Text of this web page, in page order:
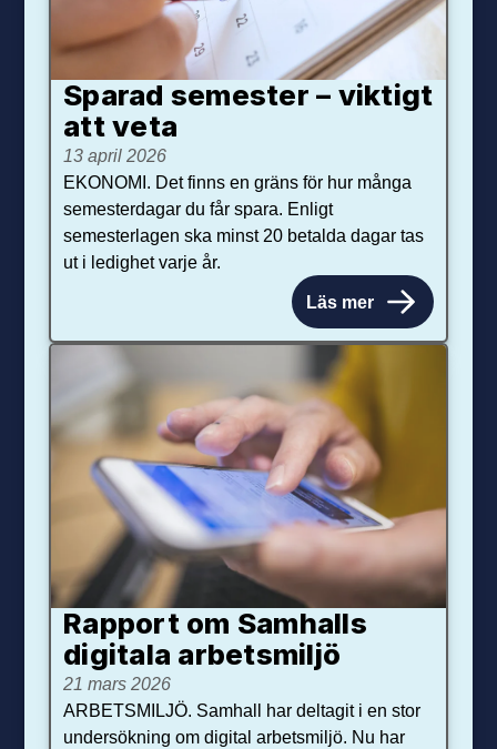
Sparad semester – viktigt
att veta
13 april 2026
EKONOMI. Det finns en gräns för hur många
semesterdagar du får spara. Enligt
semesterlagen ska minst 20 betalda dagar tas
ut i ledighet varje år.
Läs mer
Rapport om Samhalls
digitala arbetsmiljö
21 mars 2026
ARBETSMILJÖ. Samhall har deltagit i en stor
undersökning om digital arbetsmiljö. Nu har